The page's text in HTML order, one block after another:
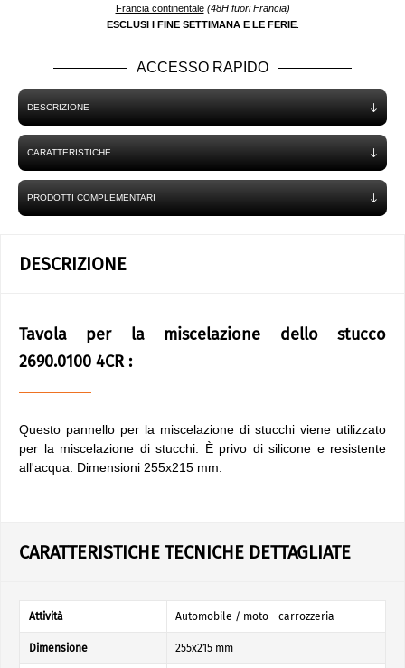
Francia continentale (48H fuori Francia)
ESCLUSI I FINE SETTIMANA E LE FERIE.
ACCESSO RAPIDO
DESCRIZIONE
CARATTERISTICHE
PRODOTTI COMPLEMENTARI
DESCRIZIONE
Tavola per la miscelazione dello stucco
2690.0100 4CR :
Questo pannello per la miscelazione di stucchi viene utilizzato
per la miscelazione di stucchi. È privo di silicone e resistente
all'acqua. Dimensioni 255x215 mm.
CARATTERISTICHE TECNICHE DETTAGLIATE
Attività Automobile / moto - carrozzeria
Dimensione 255x215 mm